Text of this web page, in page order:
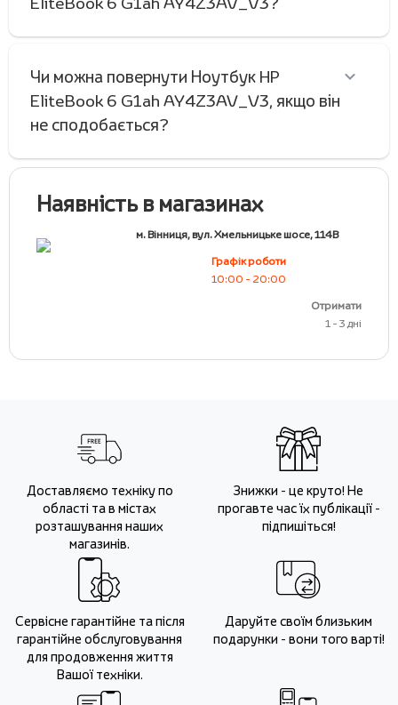
Чи можна повернути Ноутбук HP
EliteBook 6 G1ah AY4Z3AV_V3, якщо він
не сподобається?
Наявність в магазинах
м. Вінниця, вул. Хмельницьке шосе, 114В
Графік роботи
10:00 - 20:00
Отримати
1 - 3 дні
Доставляємо техніку по
області та в містах
розташування наших
магазинів.
Знижки - це круто! Не
прогавте час їх публікації -
підпишіться!
Сервісне гарантійне та після
гарантійне обслуговування
для продовження життя
Вашої техніки.
Даруйте своїм близьким
подарунки - вони того варті!